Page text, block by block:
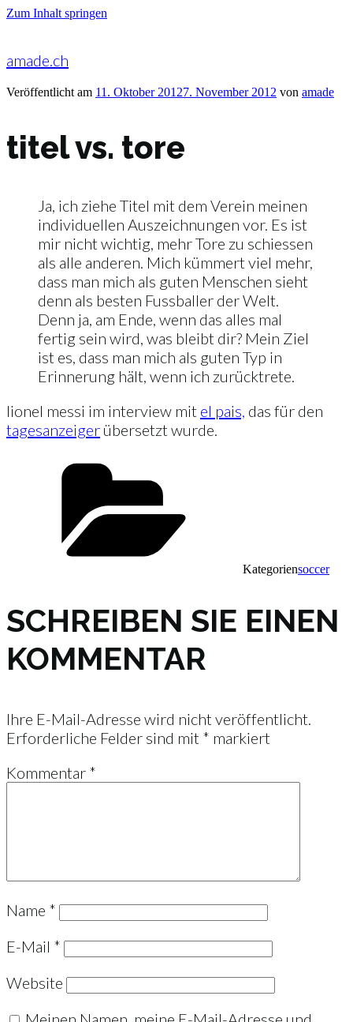
Zum Inhalt springen
amade.ch
Veröffentlicht am 11. Oktober 20127. November 2012 von amade
titel vs. tore
Ja, ich ziehe Titel mit dem Verein meinen
individuellen Auszeichnungen vor. Es ist
mir nicht wichtig, mehr Tore zu schiessen
als alle anderen. Mich kümmert viel mehr,
dass man mich als guten Menschen sieht
denn als besten Fussballer der Welt.
Denn ja, am Ende, wenn das alles mal
fertig sein wird, was bleibt dir? Mein Ziel
ist es, dass man mich als guten Typ in
Erinnerung hält, wenn ich zurücktrete.
lionel messi im interview mit el pais, das für den
tagesanzeiger übersetzt wurde.
Kategoriensoccer
SCHREIBEN SIE EINEN
KOMMENTAR
Ihre E-Mail-Adresse wird nicht veröffentlicht.
Erforderliche Felder sind mit * markiert
Kommentar *
Name *
E-Mail *
Website